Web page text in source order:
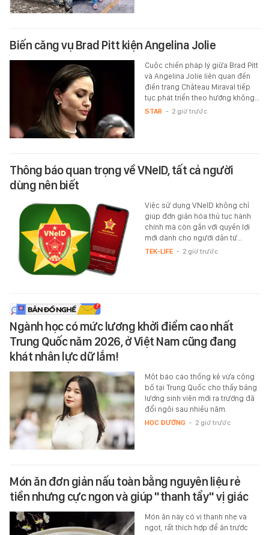
Biến căng vụ Brad Pitt kiện Angelina Jolie
Cuộc chiến pháp lý giữa Brad Pitt
và Angelina Jolie liên quan đến
điền trang Château Miraval tiếp
tục phát triển theo hướng không…
STAR - 2 giờ trước
Thông báo quan trọng về VNeID, tất cả người
dùng nên biết
Việc sử dụng VNeID không chỉ
giúp đơn giản hóa thủ tục hành
chính mà còn gắn với quyền lợi
mới dành cho người dân từ…
TEK-LIFE - 2 giờ trước
Ngành học có mức lương khởi điểm cao nhất
Trung Quốc năm 2026, ở Việt Nam cũng đang
khát nhân lực dữ lắm!
Một báo cáo thống kê vừa công
bố tại Trung Quốc cho thấy bảng
lương sinh viên mới ra trường đã
đổi ngôi sau nhiều năm.
HỌC ĐƯỜNG - 2 giờ trước
Món ăn đơn giản nấu toàn bằng nguyên liệu rẻ
tiền nhưng cực ngon và giúp "thanh tẩy" vị giác
Món ăn này có vị thanh nhẹ và
ngọt, rất thích hợp để ăn trước